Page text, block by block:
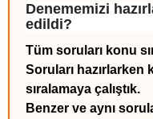
Denememizi
edildi?
Tüm soruları konu
Soruları
sıralamaya çalıştık.
Benzer ve aynı